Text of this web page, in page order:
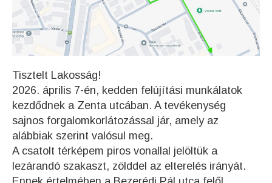
Tisztelt Lakosság!
2026. április 7-én, kedden felújítási munkálatok
kezdődnek a Zenta utcában. A tevékenység
sajnos forgalomkorlátozással jár, amely az
alábbiak szerint valósul meg.
A csatolt térképem piros vonallal jelöltük a
lezárandó szakaszt, zölddel az elterelés irányát.